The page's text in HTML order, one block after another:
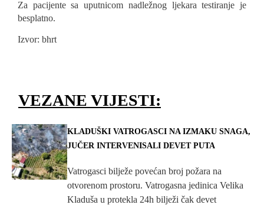
Za pacijente sa uputnicom nadležnog ljekara testiranje je
besplatno.
Izvor: bhrt
VEZANE VIJESTI:
KLADUŠKI VATROGASCI NA IZMAKU SNAGA,
JUČER INTERVENISALI DEVET PUTA
Vatrogasci bilježe povećan broj požara na
otvorenom prostoru. Vatrogasna jedinica Velika
Kladuša u protekla 24h bilježi čak devet